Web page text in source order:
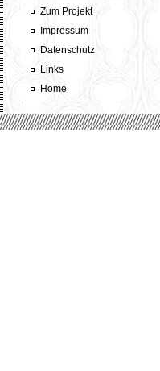
Zum Projekt
Impressum
Datenschutz
Links
Home